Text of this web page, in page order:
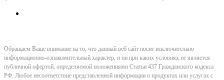
Обращаем Ваше внимание на то, что данный веб сайт носит исключительно
информационно-ознакомительный характер, и ни при каких условиях не является
публичной офертой, определяемой положениями Статьи 437 Гражданского кодекса
РФ. Любое несоответствие представленной информации о продуктах или услугах с